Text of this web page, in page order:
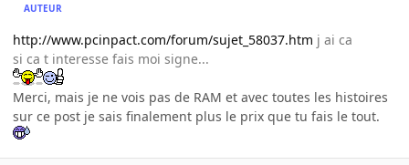
AUTEUR
http://www.pcinpact.com/forum/sujet_58037.htm j ai ca
si ca t interesse fais moi signe...
Merci, mais je ne vois pas de RAM et avec toutes les histoires
sur ce post je sais finalement plus le prix que tu fais le tout.